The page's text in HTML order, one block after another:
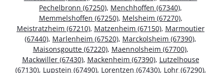
Pechelbronn (67250), Menchhoffen (67340),
Memmelshoffen (67250), Melsheim (67270),
Meistratzheim (67210), Matzenheim (67150), Marmoutier
(67440), Marlenheim (67520), Marckolsheim (67390),
Maisonsgoutte (67220), Maennolsheim (67700),
Mackwiller (67430), Mackenheim (67390), Lutzelhouse
(67130), Lupstein (67490), Lorentzen (67430), Lohr (67290),